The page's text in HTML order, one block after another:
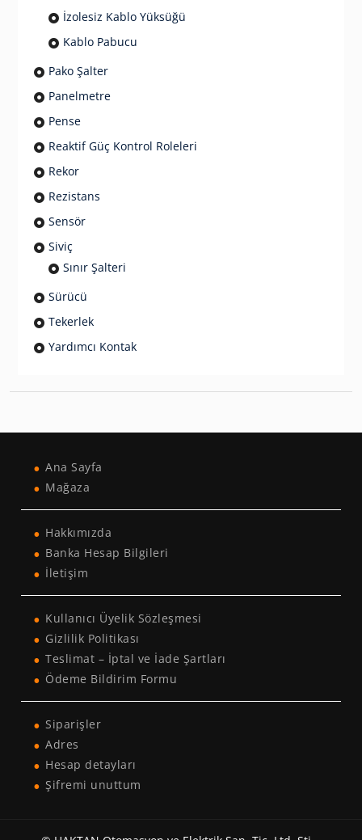
İzolesiz Kablo Yüksüğü
Kablo Pabucu
Pako Şalter
Panelmetre
Pense
Reaktif Güç Kontrol Roleleri
Rekor
Rezistans
Sensör
Siviç
Sınır Şalteri
Sürücü
Tekerlek
Yardımcı Kontak
Ana Sayfa
Mağaza
Hakkımızda
Banka Hesap Bilgileri
İletişim
Kullanıcı Üyelik Sözleşmesi
Gizlilik Politikası
Teslimat – İptal ve İade Şartları
Ödeme Bildirim Formu
Siparişler
Adres
Hesap detayları
Şifremi unuttum